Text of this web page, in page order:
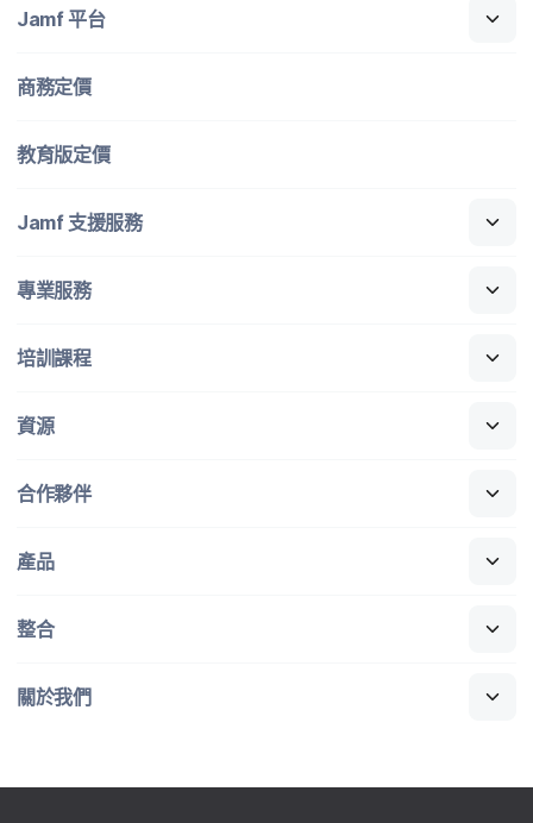
Jamf平​台
商務定​價
教育版定​價
Jamf 支援​服務
專業​服務
培訓​課程
資源
合作​夥伴
產品
整合
關於​我們